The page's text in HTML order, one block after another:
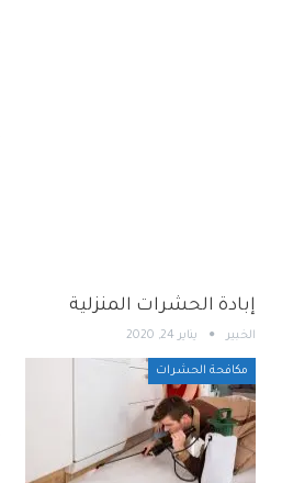
إبادة الحشرات المنزلية
الخبير يناير 24, 2020
مكافحة الحشرات